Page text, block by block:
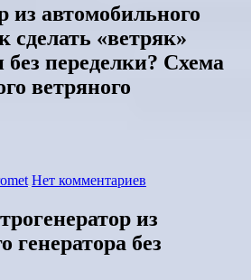
из автомобильного
сделать «ветряк»
переделки? Схема
ветряного
Нет комментариев
из
генератора без